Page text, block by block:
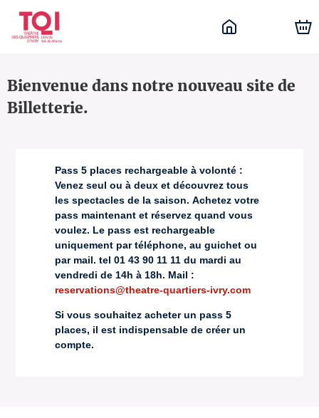
Bienvenue dans notre nouveau site de
Billetterie.
Pass 5 places rechargeable à volonté :
Venez seul ou à deux et découvrez tous
les spectacles de la saison. Achetez votre
pass maintenant et réservez quand vous
voulez. Le pass est rechargeable
uniquement par téléphone, au guichet ou
par mail. tel 01 43 90 11 11 du mardi au
vendredi de 14h à 18h. Mail :
reservations@theatre-quartiers-ivry.com
Si vous souhaitez acheter un pass 5
places, il est indispensable de créer un
compte.